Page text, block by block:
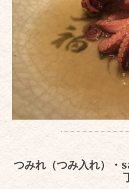
つみれ（つみ入れ）